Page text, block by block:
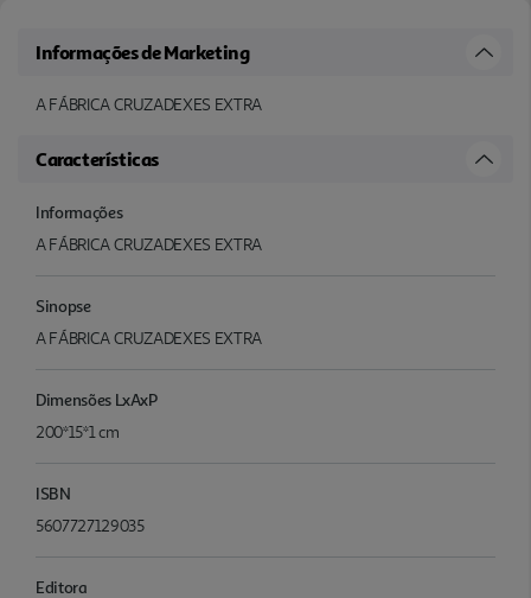
Informações de Marketing
A FÁBRICA CRUZADEXES EXTRA
Características
Informações
A FÁBRICA CRUZADEXES EXTRA
Sinopse
A FÁBRICA CRUZADEXES EXTRA
Dimensões LxAxP
200*15*1 cm
ISBN
5607727129035
Editora